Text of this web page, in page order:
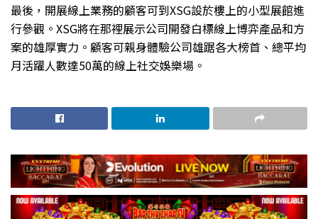
最後，開展線上業務的顧客可到XSG設於樓上的小型展館進
行參觀。XSG將在那裡展示公司開發白標線上博弈產品和方
案的雄厚實力。顧客可親身體驗公司雄踞各大榜首、總平均
月活躍人數達50萬的線上社交娛樂場。